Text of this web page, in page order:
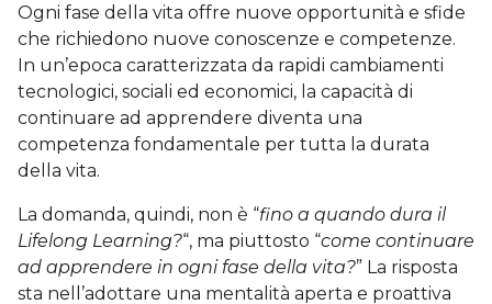
Ogni fase della vita offre nuove opportunità e sfide
che richiedono nuove conoscenze e competenze.
In un’epoca caratterizzata da rapidi cambiamenti
tecnologici, sociali ed economici, la capacità di
continuare ad apprendere diventa una
competenza fondamentale per tutta la durata
della vita.
La domanda, quindi, non è “fino a quando dura il
Lifelong Learning?“, ma piuttosto “come continuare
ad apprendere in ogni fase della vita?” La risposta
sta nell’adottare una mentalità aperta e proattiva